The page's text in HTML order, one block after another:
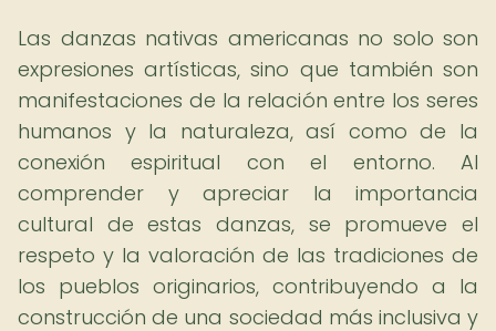
Las danzas nativas americanas no solo son
expresiones artísticas, sino que también son
manifestaciones de la relación entre los seres
humanos y la naturaleza, así como de la
conexión espiritual con el entorno. Al
comprender y apreciar la importancia
cultural de estas danzas, se promueve el
respeto y la valoración de las tradiciones de
los pueblos originarios, contribuyendo a la
construcción de una sociedad más inclusiva y